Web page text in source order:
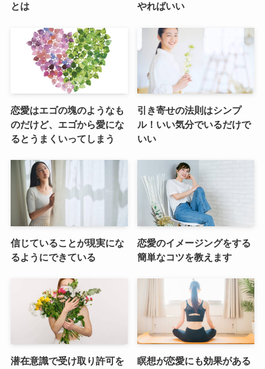
とは
やればいい
恋愛はエゴの塊のようなも
のだけど、エゴから愛にな
るとうまくいってしまう
引き寄せの法則はシンプ
ル！いい気分でいるだけで
いい
信じていることが現実にな
るようにできている
恋愛のイメージングをする
簡単なコツを教えます
潜在意識で受け取り許可を 瞑想が恋愛にも効果がある